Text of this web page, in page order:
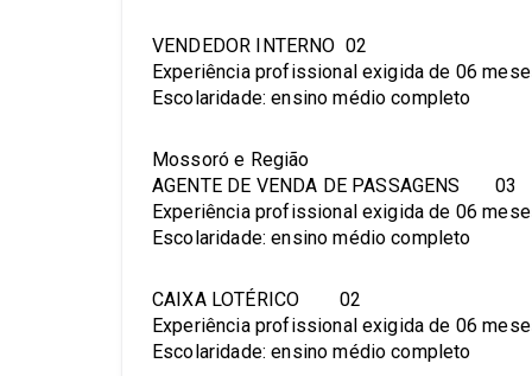
VENDEDOR INTERNO 02
Experiência profissional exigida de 06
Escolaridade: ensino médio completo
Mossoró e Região
AGENTE DE VENDA DE PASSAGENS 03
Experiência profissional exigida de 06
Escolaridade: ensino médio completo
CAIXA LOTÉRICO 02
Experiência profissional exigida de 06
Escolaridade: ensino médio completo